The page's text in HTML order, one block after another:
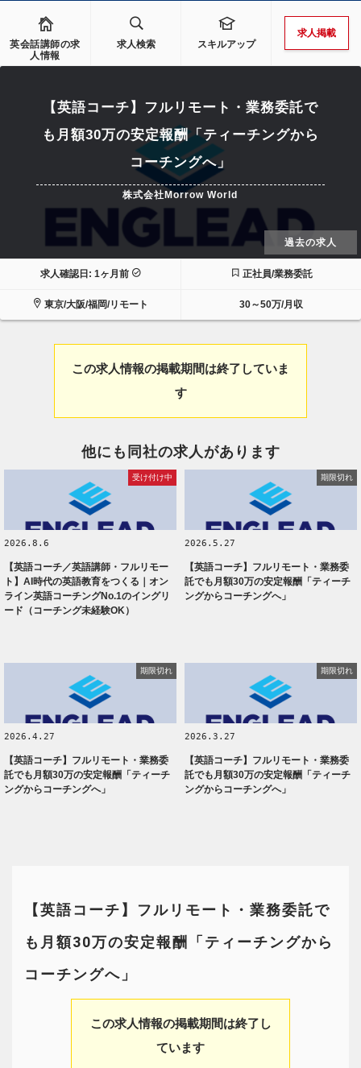
英会話講師の求
人情報
求人検索 スキルアップ
求人掲載
【英語コーチ】フルリモート・業務委託で
も月額30万の安定報酬「ティーチングから
コーチングへ」
株式会社Morrow World
過去の求人
求人確認日: 1ヶ月前 正社員/業務委託
東京/大阪/福岡/リモート 30～50万/月収
この求人情報の掲載期間は終了していま
す
他にも同社の求人があります
受け付け中
2026.8.6
【英語コーチ／英語講師・フルリモー
ト】AI時代の英語教育をつくる｜オン
ライン英語コーチングNo.1のイングリ
ード（コーチング未経験OK）
期限切れ
2026.5.27
【英語コーチ】フルリモート・業務委
託でも月額30万の安定報酬「ティーチ
ングからコーチングへ」
期限切れ
2026.4.27
【英語コーチ】フルリモート・業務委
託でも月額30万の安定報酬「ティーチ
ングからコーチングへ」
期限切れ
2026.3.27
【英語コーチ】フルリモート・業務委
託でも月額30万の安定報酬「ティーチ
ングからコーチングへ」
【英語コーチ】フルリモート・業務委託で
も月額30万の安定報酬「ティーチングから
コーチングへ」
この求人情報の掲載期間は終了し
ています